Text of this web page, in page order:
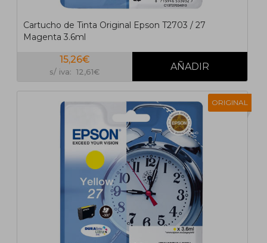
Cartucho de Tinta Original Epson T2703 / 27
Magenta 3.6ml
15,26€
s/ iva: 12,61€
ORIGINAL